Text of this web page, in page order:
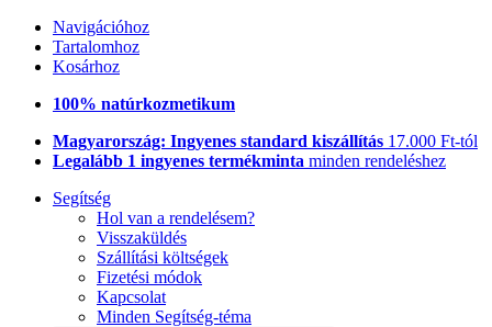
Navigációhoz
Tartalomhoz
Kosárhoz
100% natúrkozmetikum
Magyarország: Ingyenes standard kiszállítás 17.000 Ft-tól
Legalább 1 ingyenes termékminta minden rendeléshez
Segítség
Hol van a rendelésem?
Visszaküldés
Szállítási költségek
Fizetési módok
Kapcsolat
Minden Segítség-téma